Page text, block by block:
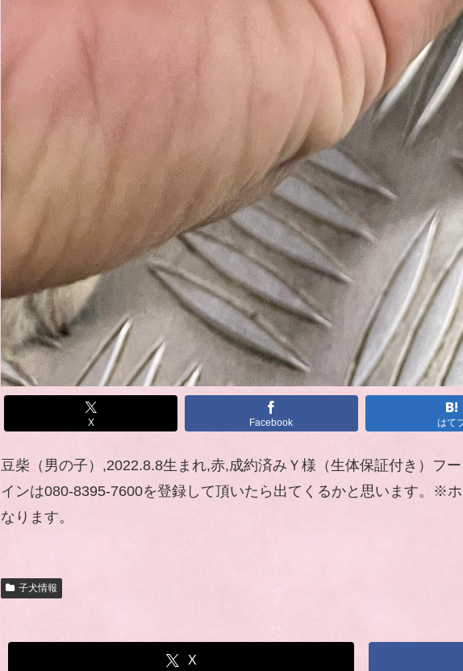
X Facebook はて
豆柴（男の子）,2022.8.8生まれ,赤,成約済みＹ様（生体保証付き）フ
インは080-8395-7600を登録して頂いたら出てくるかと思います。※
なります。
子犬情報
X